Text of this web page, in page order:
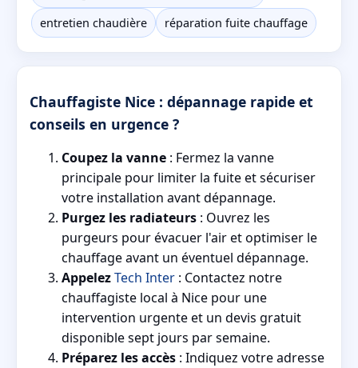
entretien chaudière
réparation fuite chauffage
Chauffagiste Nice : dépannage rapide et
conseils en urgence ?
Coupez la vanne : Fermez la vanne
principale pour limiter la fuite et sécuriser
votre installation avant dépannage.
Purgez les radiateurs : Ouvrez les
purgeurs pour évacuer l'air et optimiser le
chauffage avant un éventuel dépannage.
AppelezTech Inter : Contactez notre
chauffagiste local à Nice pour une
intervention urgente et un devis gratuit
disponible sept jours par semaine.
Préparez les accès : Indiquez votre adresse